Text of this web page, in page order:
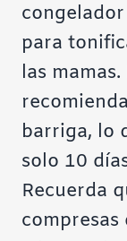
para
las
barriga, lo
solo 10
Recuerda